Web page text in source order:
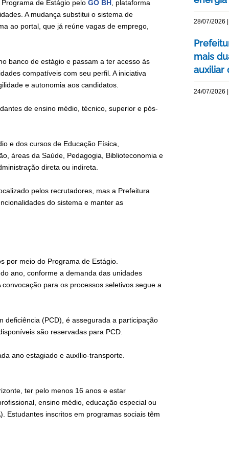
de Estágio pelo GO BH, plataforma
A mudança substitui o sistema de
ao portal, que já reúne vagas de emprego,
banco de estágio e passam a ter acesso às
compatíveis com seu perfil. A iniciativa
e autonomia aos candidatos.
de ensino médio, técnico, superior e pós-
e dos cursos de Educação Física,
áreas da Saúde, Pedagogia, Biblioteconomia e
direta ou indireta.
pelos recrutadores, mas a Prefeitura
do sistema e manter as
por meio do Programa de Estágio.
ano, conforme a demanda das unidades
para os processos seletivos segue a
deficiência (PCD), é assegurada a participação
são reservadas para PCD.
ano estagiado e auxílio-transporte.
ter pelo menos 16 anos e estar
ensino médio, educação especial ou
Estudantes inscritos em programas sociais têm
28/07/2026
mais
auxiliar
24/07/2026